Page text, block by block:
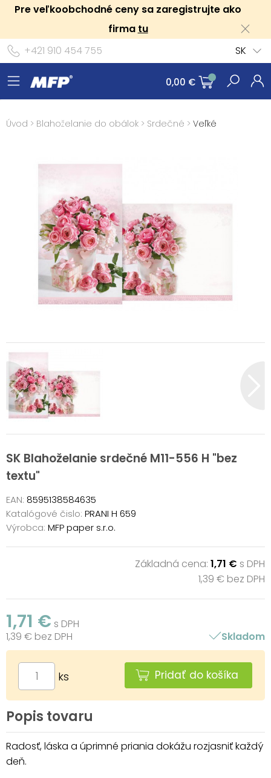
Pre veľkoobchodné ceny sa zaregistrujte ako
firma tu
+421 910 454 755
SK
0,00 €
Úvod > Blahoželanie do obálok > Srdečné > Veľké
SK Blahoželanie srdečné M11-556 H "bez
textu"
EAN: 8595138584635
Katalógové čislo: PRANI H 659
Výrobca: MFP paper s.r.o.
Základná cena: 1,71 € s DPH
1,39 € bez DPH
1,71 € s DPH
1,39 € bez DPH
Skladom
ks Pridať do košíka
Popis tovaru
Radosť, láska a úprimné priania dokážu rozjasniť každý
deň.